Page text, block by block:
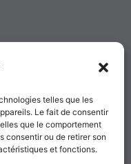
telles que les
Le fait de consentir
que le comportement
consentir ou de retirer son
et fonctions.